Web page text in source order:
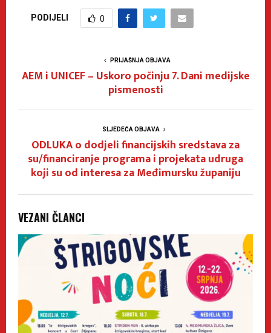
PODIJELI 0
PRIJAŠNJA OBJAVA
AEM i UNICEF – Uskoro počinju 7. Dani medijske
pismenosti
SLJEDEĆA OBJAVA
ODLUKA o dodjeli financijskih sredstava za
su/financiranje programa i projekata udruga
koji su od interesa za Međimursku županiju
VEZANI ČLANCI